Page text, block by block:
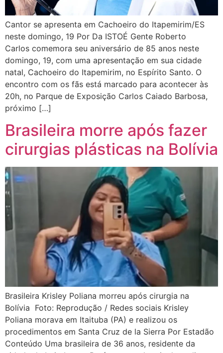
Cantor se apresenta em Cachoeiro do Itapemirim/ES
neste domingo, 19 Por Da ISTOÉ Gente Roberto
Carlos comemora seu aniversário de 85 anos neste
domingo, 19, com uma apresentação em sua cidade
natal, Cachoeiro do Itapemirim, no Espírito Santo. O
encontro com os fãs está marcado para acontecer às
20h, no Parque de Exposição Carlos Caiado Barbosa,
próximo […]
Brasileira morre após fazer
cirurgias plásticas na Bolívia
Brasileira Krisley Poliana morreu após cirurgia na
Bolívia Foto: Reprodução / Redes sociais Krisley
Poliana morava em Itaituba (PA) e realizou os
procedimentos em Santa Cruz de la Sierra Por Estadão
Conteúdo Uma brasileira de 36 anos, residente da